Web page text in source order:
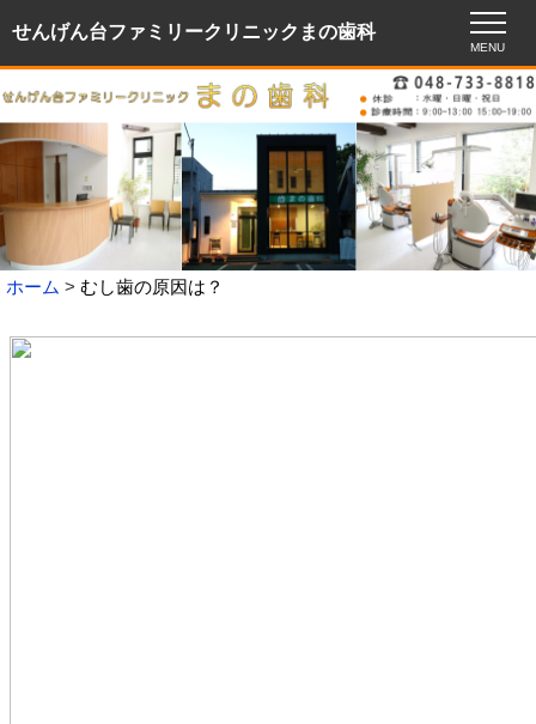
せんげん台ファミリークリニックまの歯科
MENU
ホーム むし歯の原因は？